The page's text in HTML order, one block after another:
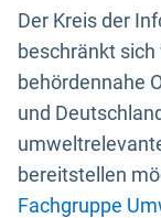
Der Kreis der
beschränkt
behördennahe
und
bereitstellen
Fachgruppe